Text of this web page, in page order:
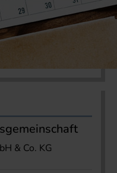
& Co. KG